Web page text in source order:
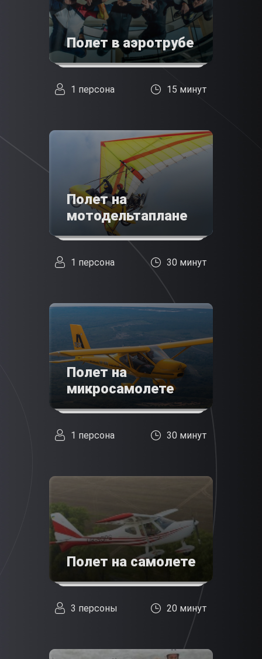
Полет в аэротрубе
1 персона 15 минут
Полет на
мотодельтаплане
1 персона 30 минут
Полет на
микросамолете
1 персона 30 минут
Полет на самолете
3 персоны 20 минут